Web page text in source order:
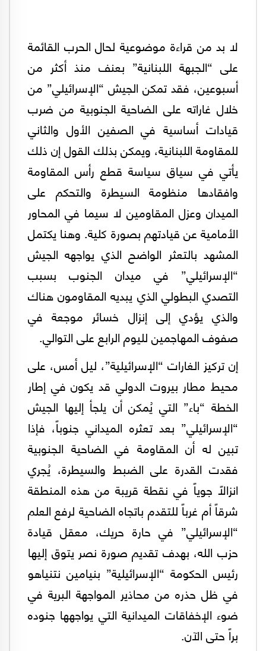
لا بد من قراءة موضوعية لحال الحرب القائمة
على “الجبهة اللبنانية” بعنف منذ أكثر من
أسبوعين، فقد تمكن الجيش “الإسرائيلي” من
خلال غاراته على الضاحية الجنوبية من ضرب
قيادات أساسية في الصفين الأول والثاني
للمقاومة اللبنانية، ويمكن بذلك القول إن ذلك
يأتي في سياق سياسة قطع رأس المقاومة
وافقادها منظومة السيطرة والتحكم على
الميدان وعزل المقاومين لا سيما في المحاور
الأمامية عن قيادتهم بصورة كلية. وهنا يكتمل
المشهد بالتعثر الواضح الذي يواجهه الجيش
“الإسرائيلي” في ميدان الجنوب بسبب
التصدي البطولي الذي يبديه المقاومون هناك
والذي يؤدي إلى إنزال خسائر موجعة في
صفوف المهاجمين لليوم الرابع على التوالي.
إن تركيز الغارات “الإسرائيلية”، ليل أمس، على
محيط مطار بيروت الدولي قد يكون في إطار
الخطة “باء” التي يُمكن أن يلجأ إليها الجيش
“الإسرائيلي” بعد تعثره الميداني جنوباً، فإذا
تبين له أن المقاومة في الضاحية الجنوبية
فقدت القدرة على الضبط والسيطرة، يُجري
انزالاً جوياً في نقطة قريبة من هذه المنطقة
شرقاً أم غرباً للتقدم باتجاه الضاحية لرفع العلم
“الإسرائيلي” في حارة حريك، معقل قيادة
حزب الله، بهدف تقديم صورة نصر يتوق إليها
رئيس الحكومة “الإسرائيلية” بنيامين نتنياهو
في ظل حذره من محاذير المواجهة البرية في
ضوء الإخفاقات الميدانية التي يواجهها جنوده
براً حتى الآن.